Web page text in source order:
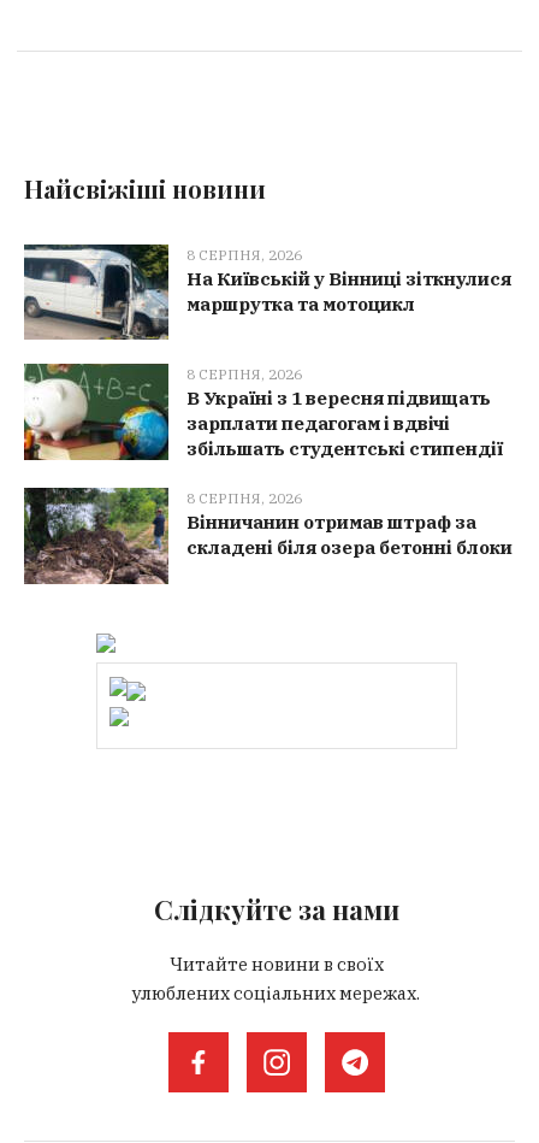
Найсвіжіші новини
8 СЕРПНЯ, 2026
На Київській у Вінниці зіткнулися
маршрутка та мотоцикл
8 СЕРПНЯ, 2026
В Україні з 1 вересня підвищать
зарплати педагогам і вдвічі
збільшать студентські стипендії
8 СЕРПНЯ, 2026
Вінничанин отримав штраф за
складені біля озера бетонні блоки
Слідкуйте за нами
Читайте новини в своїх
улюблених соціальних мережах.